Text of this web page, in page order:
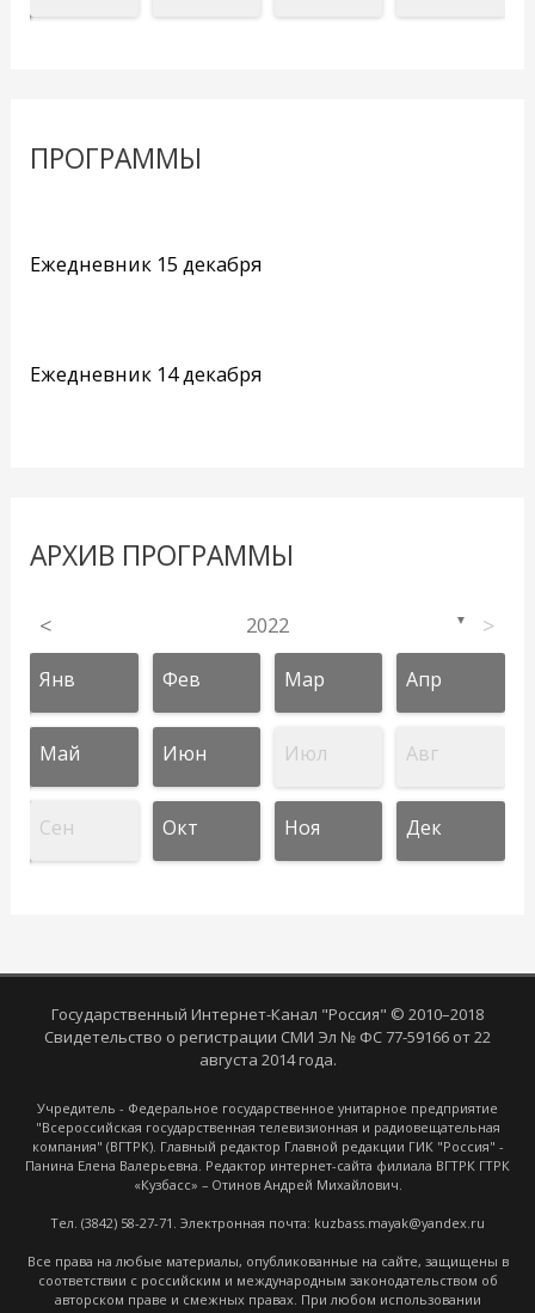
ПРОГРАММЫ
Ежедневник 15 декабря
Ежедневник 14 декабря
АРХИВ ПРОГРАММЫ
< 2022 ▼ >
Янв Фев Мар Апр
Май Июн Июл Авг
Сен Окт Ноя Дек
Государственный Интернет-Канал "Россия" © 2010–2018
Свидетельство о регистрации СМИ Эл № ФС 77-59166 от 22
августа 2014 года.
Учредитель - Федеральное государственное унитарное предприятие
"Всероссийская государственная телевизионная и радиовещательная
компания" (ВГТРК). Главный редактор Главной редакции ГИК "Россия" -
Панина Елена Валерьевна. Редактор интернет-сайта филиала ВГТРК ГТРК
«Кузбасс» – Отинов Андрей Михайлович.
Тел. (3842) 58-27-71. Электронная почта: kuzbass.mayak@yandex.ru
Все права на любые материалы, опубликованные на сайте, защищены в
соответствии с российским и международным законодательством об
авторском праве и смежных правах. При любом использовании